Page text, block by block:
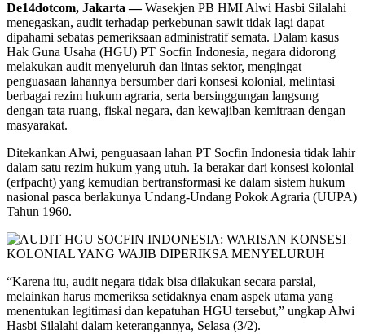
De14dotcom, Jakarta —Wasekjen PB HMI Alwi Hasbi Silalahi
menegaskan, audit terhadap perkebunan sawit tidak lagi dapat
dipahami sebatas pemeriksaan administratif semata. Dalam kasus
Hak Guna Usaha (HGU) PT Socfin Indonesia, negara didorong
melakukan audit menyeluruh dan lintas sektor, mengingat
penguasaan lahannya bersumber dari konsesi kolonial, melintasi
berbagai rezim hukum agraria, serta bersinggungan langsung
dengan tata ruang, fiskal negara, dan kewajiban kemitraan dengan
masyarakat.
Ditekankan Alwi, penguasaan lahan PT Socfin Indonesia tidak lahir
dalam satu rezim hukum yang utuh. Ia berakar dari konsesi kolonial
(erfpacht) yang kemudian bertransformasi ke dalam sistem hukum
nasional pasca berlakunya Undang-Undang Pokok Agraria (UUPA)
Tahun 1960.
“Karena itu, audit negara tidak bisa dilakukan secara parsial,
melainkan harus memeriksa setidaknya enam aspek utama yang
menentukan legitimasi dan kepatuhan HGU tersebut,” ungkap Alwi
Hasbi Silalahi dalam keterangannya, Selasa (3/2).